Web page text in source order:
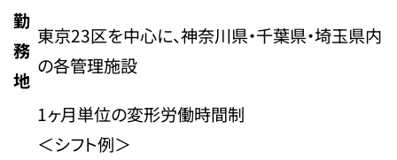
勤
務
地
東京23区を中心に、神奈川県・千葉県・埼玉県内
の各管理施設
1ヶ月単位の変形労働時間制
＜シフト例＞